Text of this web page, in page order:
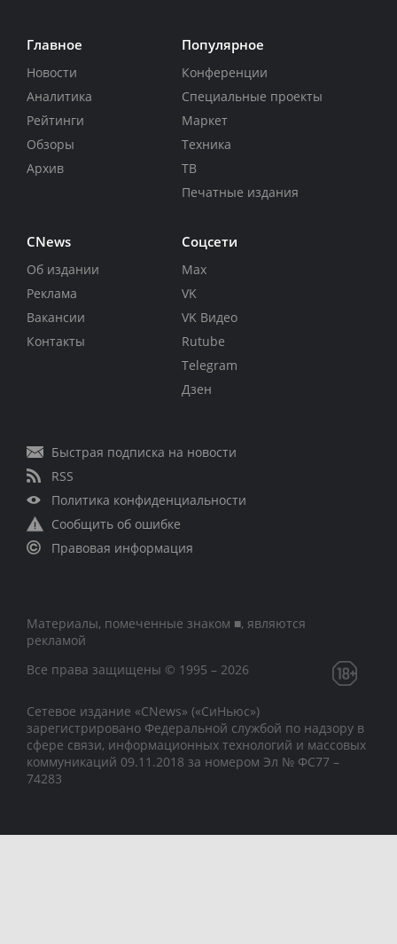
Главное
Новости
Аналитика
Рейтинги
Обзоры
Архив
Популярное
Конференции
Специальные проекты
Маркет
Техника
ТВ
Печатные издания
CNews
Об издании
Реклама
Вакансии
Контакты
Соцсети
Max
VK
VK Видео
Rutube
Telegram
Дзен
Быстрая подписка на новости
RSS
Политика конфиденциальности
Сообщить об ошибке
Правовая информация
Материалы, помеченные знаком ■, являются
рекламой
Все права защищены © 1995 – 2026
Сетевое издание «CNews» («СиНьюс»)
зарегистрировано Федеральной службой по надзору в
сфере связи, информационных технологий и массовых
коммуникаций 09.11.2018 за номером Эл № ФС77 –
74283